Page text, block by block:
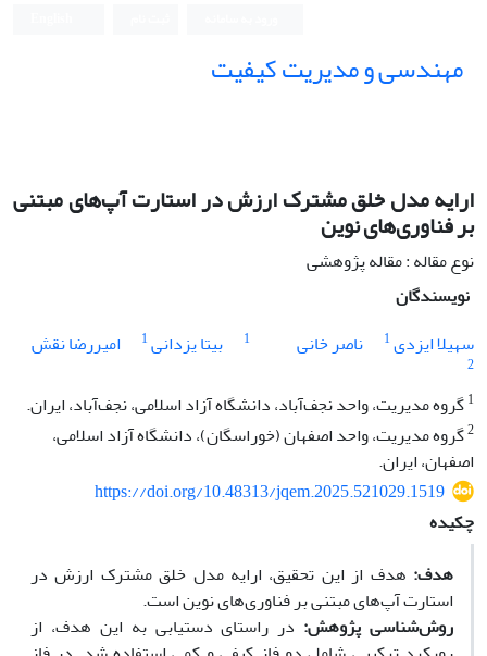
مهندسی و مدیریت کیفیت
ارایه مدل خلق مشترک ارزش در استارت آپ‌های مبتنی
بر فناوری‌های نوین
نوع مقاله : مقاله پژوهشی
نویسندگان
سهیلا ایزدی1 ناصر خانی 1 بیتا یزدانی1 امیررضا نقش
2
1گروه مدیریت، واحد نجف‌آباد، دانشگاه آزاد اسلامی، نجف‌آباد، ایران.
2گروه مدیریت، واحد اصفهان (خوراسگان)، دانشگاه آزاد اسلامی،
اصفهان، ایران.
https://doi.org/10.48313/jqem.2025.521029.1519
چکیده
هدف: هدف از این تحقیق، ارایه مدل خلق مشترک ارزش در
استارت آپ‌های مبتنی بر فناوری‌های نوین است.
روش‌شناسی پژوهش: در راستای دستیابی به این هدف، از